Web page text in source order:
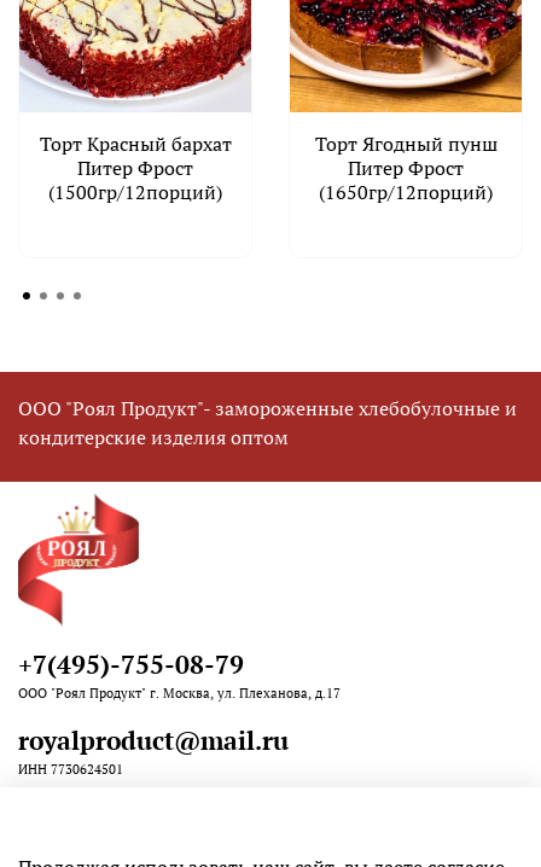
Торт Красный бархат
Питер Фрост
(1500гр/12порций)
Торт Ягодный пунш
Питер Фрост
(1650гр/12порций)
ООО "Роял Продукт"- замороженные хлебобулочные и
кондитерские изделия оптом
+7(495)-755-08-79
ООО "Роял Продукт" г. Москва, ул. Плеханова, д.17
royalproduct@mail.ru
ИНН 7730624501